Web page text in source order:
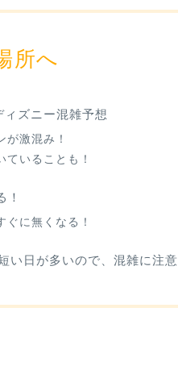
所へ
ズニー混雑予想
が激混み！
いることも！
！
に無くなる！
い日が多いので、混雑に注意